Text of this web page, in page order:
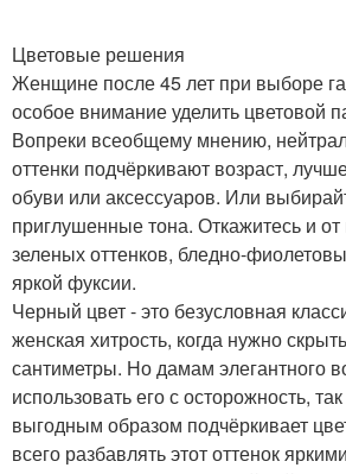
Цветовые решения
Женщине после 45 лет при выборе
особое внимание уделить цветовой
Вопреки всеобщему мнению,
оттенки подчёркивают возраст,
обуви или аксессуаров. Или
приглушенные тона. Откажитесь и
зеленых оттенков, бледно-
яркой фуксии.
Черный цвет - это безусловная
женская хитрость, когда нужно
сантиметры. Но дамам элегантного
использовать его с осторожность,
выгодным образом подчёркивает
всего разбавлять этот оттенок